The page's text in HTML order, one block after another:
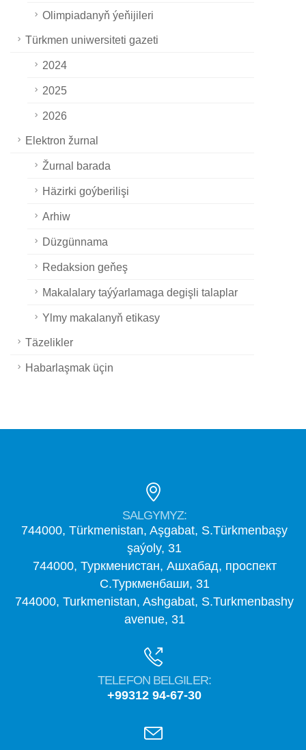
Olimpiadanyň ýeňijileri
Türkmen uniwersiteti gazeti
2024
2025
2026
Elektron žurnal
Žurnal barada
Häzirki goýberilişi
Arhiw
Düzgünnama
Redaksion geňeş
Makalalary taýýarlamaga degişli talaplar
Ylmy makalanyň etikasy
Täzelikler
Habarlaşmak üçin
SALGYMYZ:
744000, Türkmenistan, Aşgabat, S.Türkmenbaşy
şaýoly, 31
744000, Туркменистан, Ашхабад, проспект
С.Туркменбаши, 31
744000, Turkmenistan, Ashgabat, S.Turkmenbashy
avenue, 31
TELEFON BELGILER:
+99312 94-67-30